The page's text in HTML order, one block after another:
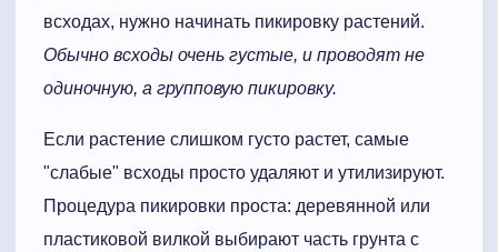
всходах, нужно начинать пикировку растений.
Обычно всходы очень густые, и проводят не
одиночную, а групповую пикировку.
Если растение слишком густо растет, самые
"слабые" всходы просто удаляют и утилизируют.
Процедура пикировки проста: деревянной или
пластиковой вилкой выбирают часть грунта с